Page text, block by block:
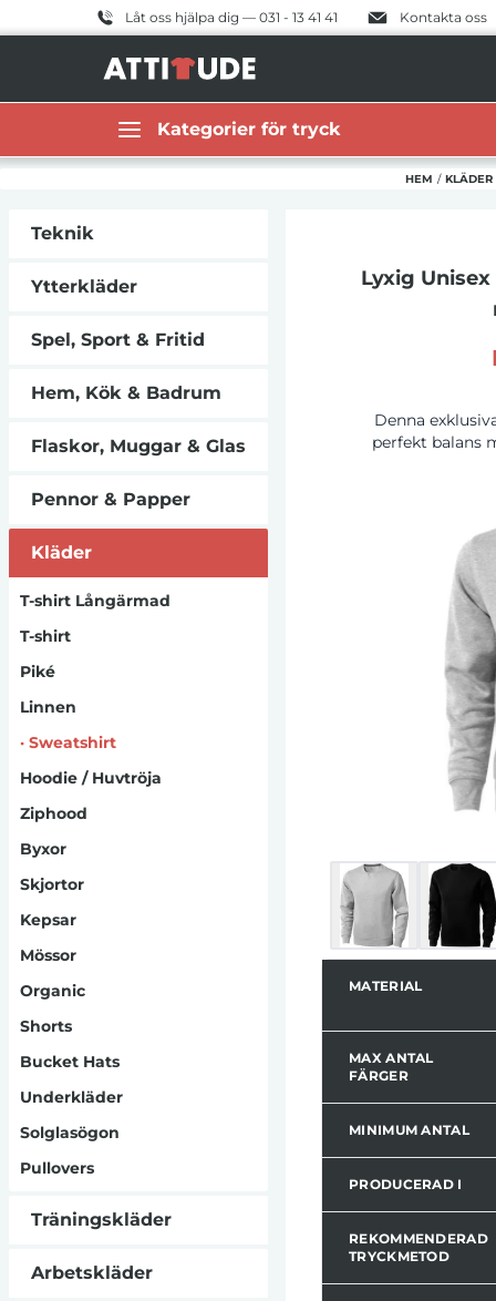
Låt oss hjälpa dig — 031 - 13 41 41 Kontakta oss
Kategorier för tryck
HEM / KLÄDER
Teknik
Ytterkläder
Spel, Sport & Fritid
Hem, Kök & Badrum
Flaskor, Muggar & Glas
Pennor & Papper
Kläder
T-shirt Långärmad
T-shirt
Piké
Linnen
· Sweatshirt
Hoodie / Huvtröja
Ziphood
Byxor
Skjortor
Kepsar
Mössor
Organic
Shorts
Bucket Hats
Underkläder
Solglasögon
Pullovers
Träningskläder
Arbetskläder
Lyxig
Denna
perfekt balans
satinband
sofistikerad
en
mer hållbar
MATERIAL
MAX ANTAL
FÄRGER
MINIMUM ANTAL
PRODUCERAD I
REKOMMENDERAD
TRYCKMETOD